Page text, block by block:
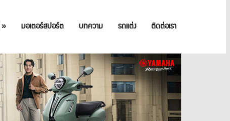
» มอเตอร์สปอร์ต บทความ รถแต่ง ติดต่อเรา